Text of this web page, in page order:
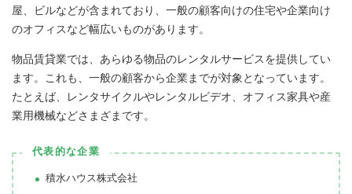
屋、ビルなどが含まれており、一般の顧客向けの住宅や企業向け
のオフィスなど幅広いものがあります。
物品賃貸業では、あらゆる物品のレンタルサービスを提供してい
ます。これも、一般の顧客から企業までが対象となっています。
たとえば、レンタサイクルやレンタルビデオ、オフィス家具や産
業用機械などさまざまです。
代表的な企業
積水ハウス株式会社